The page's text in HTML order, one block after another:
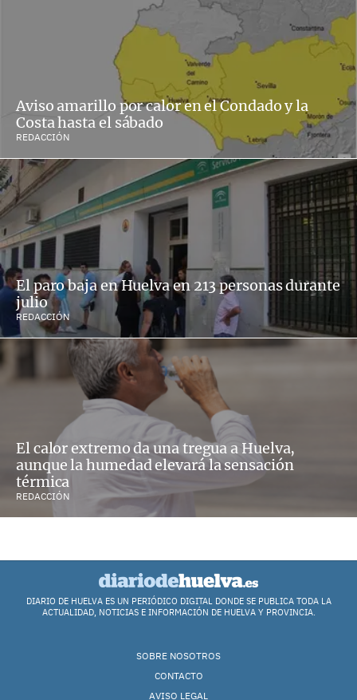
Aviso amarillo por calor en el Condado y la
Costa hasta el sábado
REDACCIÓN
El paro baja en Huelva en 213 personas durante
julio
REDACCIÓN
El calor extremo da una tregua a Huelva,
aunque la humedad elevará la sensación
térmica
REDACCIÓN
DIARIO DE HUELVA ES UN PERIÓDICO DIGITAL DONDE SE PUBLICA TODA LA
ACTUALIDAD, NOTICIAS E INFORMACIÓN DE HUELVA Y PROVINCIA.
SOBRE NOSOTROS
CONTACTO
AVISO LEGAL